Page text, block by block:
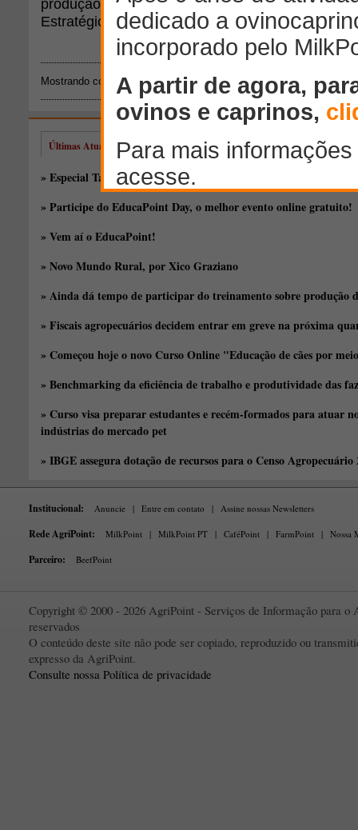
produção. Estes são alguns dos objetivos do
Estratégica Orientada para Resultados.
Mostrando conteúdos: 1 - 2 de 2 para "UNIRIO"
Últimas Atualizações
» Especial Taça de Silagem: novos híbridos, antigas discussões
» Participe do EducaPoint Day, o melhor evento online gratuito!
» Vem aí o EducaPoint!
» Novo Mundo Rural, por Xico Graziano
» Ainda dá tempo de participar do treinamento sobre produção
» Fiscais agropecuários decidem entrar em greve na próxima
» Começou hoje o novo Curso Online "Educação de cães por
» Benchmarking da eficiência de trabalho e produtividade das
» Curso visa preparar estudantes e recém-formados para atuar
indústrias do mercado pet
» IBGE assegura dotação de recursos para o Censo Agropecuário
Institucional: Anuncie | Entre em contato | Assine nossas Newsletters
Rede AgriPoint: MilkPoint | MilkPoint PT | CaféPoint | FarmPoint | Nossa
Parceiro: BeefPoint
Copyright © 2000 - 2026 AgriPoint - Serviços de Informação para o
reservados
O conteúdo deste site não pode ser copiado, reproduzido ou
expresso da AgriPoint.
Consulte nossa Política de privacidade